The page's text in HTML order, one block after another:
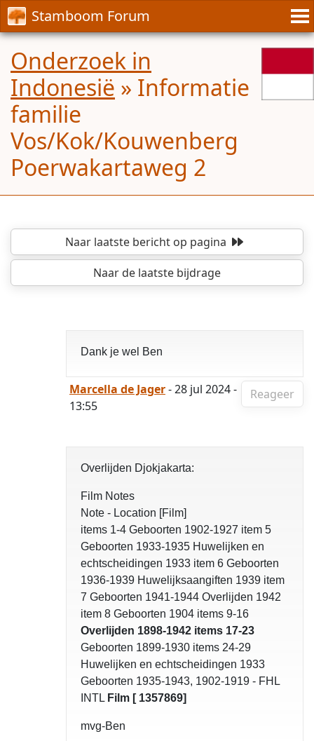
Stamboom Forum
Onderzoek in
Indonesië » Informatie
familie
Vos/Kok/Kouwenberg
Poerwakartaweg 2
Naar laatste berichtop pagina
Naar de laatste bijdrage
Dank je wel Ben
Reageer
Marcella de Jager- 28 jul 2024 -
13:55
Overlijden Djokjakarta:
Film Notes
Note - Location [Film]
items 1-4 Geboorten 1902-1927 item 5
Geboorten 1933-1935 Huwelijken en
echtscheidingen 1933 item 6 Geboorten
1936-1939 Huwelijksaangiften 1939 item
7 Geboorten 1941-1944 Overlijden 1942
item 8 Geboorten 1904 items 9-16
Overlijden 1898-1942 items 17-23
Geboorten 1899-1930 items 24-29
Huwelijken en echtscheidingen 1933
Geboorten 1935-1943, 1902-1919 - FHL
INTL Film [ 1357869]
mvg-Ben